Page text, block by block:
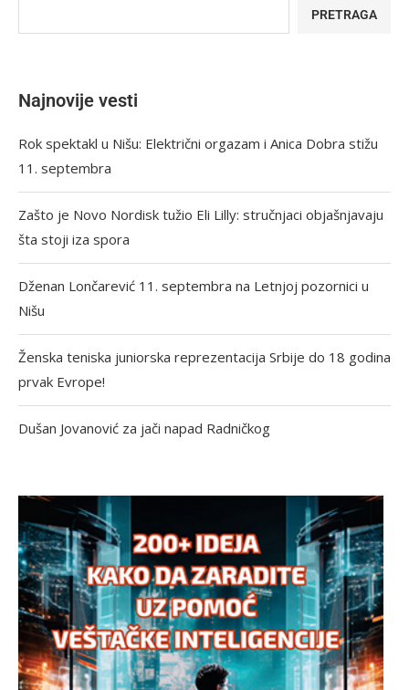
PRETRAGA
Najnovije vesti
Rok spektakl u Nišu: Električni orgazam i Anica Dobra stižu
11. septembra
Zašto je Novo Nordisk tužio Eli Lilly: stručnjaci objašnjavaju
šta stoji iza spora
Dženan Lončarević 11. septembra na Letnjoj pozornici u
Nišu
Ženska teniska juniorska reprezentacija Srbije do 18 godina
prvak Evrope!
Dušan Jovanović za jači napad Radničkog